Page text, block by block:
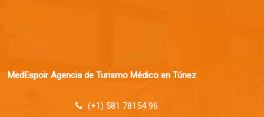
MedEspoir Agencia de Turismo Médico en Túnez
(+1) 581 78154 96